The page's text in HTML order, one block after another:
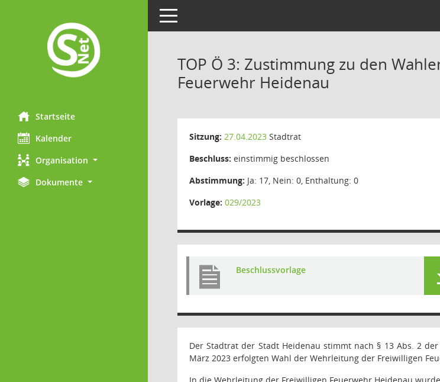
Startseite
Kalender
Organisation
Dokumente
Toggle navigation
TOP Ö 3: Zustimmung zu den
Feuerwehr Heidenau
Sitzung: 27.04.2023 Stadtrat
Beschluss: einstimmig beschlossen
Abstimmung: Ja: 17, Nein: 0, Enthaltung: 0
Vorlage: 029/2023
Beschlussvorlage
Der Stadtrat der Stadt Heidenau stimmt nach § 13 Abs. 2
März 2023 erfolgten Wahl der Wehrleitung der Freiwilligen